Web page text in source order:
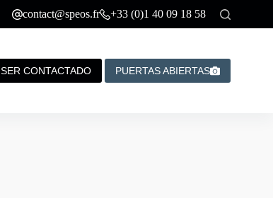
contact@speos.fr +33 (0)1 40 09 18 58
SER CONTACTADO PUERTAS ABIERTAS